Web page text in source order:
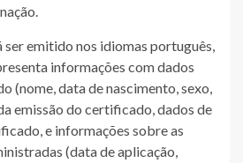
emitido nos idiomas português,
informações com dados
(nome, data de nascimento, sexo,
emissão do certificado, dados de
e informações sobre as
(data de aplicação,